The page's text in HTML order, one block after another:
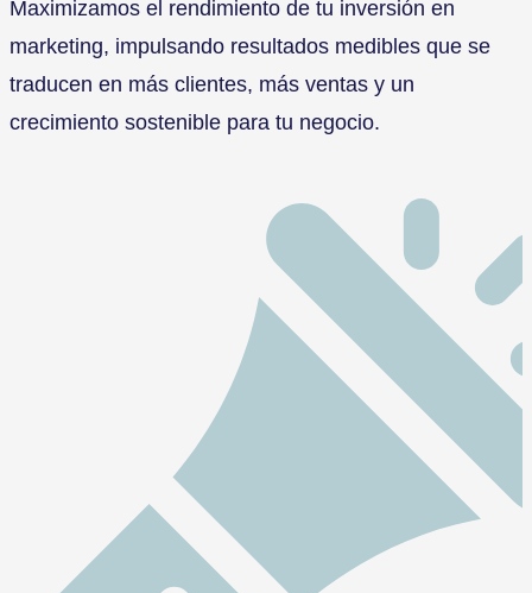
Maximizamos el rendimiento de tu inversión en
marketing, impulsando resultados medibles que se
traducen en más clientes, más ventas y un
crecimiento sostenible para tu negocio.